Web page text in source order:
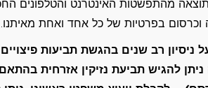
מהתפשטות האינטרנט והטלפונים
בפרטיות של כל אחד ואחת מאיתנו.
ניסיון רב שנים בהגשת תביעות
להגיש תביעת נזיקין אזרחית